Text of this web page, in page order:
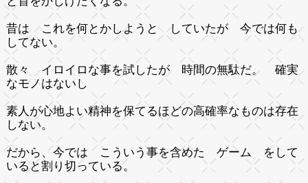
昔は これを何とかしようと していたが 今では何も
してない。
散々 イロイロな事を試したが 時間の無駄だ。 確実
なモノはないし
素人が心地よい精神を保てるほどの高確率なものは存在
しない。
だから、今では こういう事を含めた ゲーム をして
いると割り切っている。